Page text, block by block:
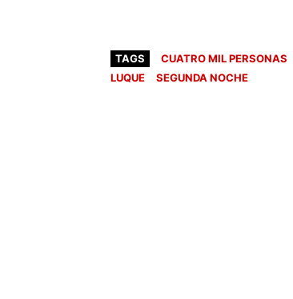
TAGS CUATRO MIL PERSONAS
LUQUE
SEGUNDA NOCHE